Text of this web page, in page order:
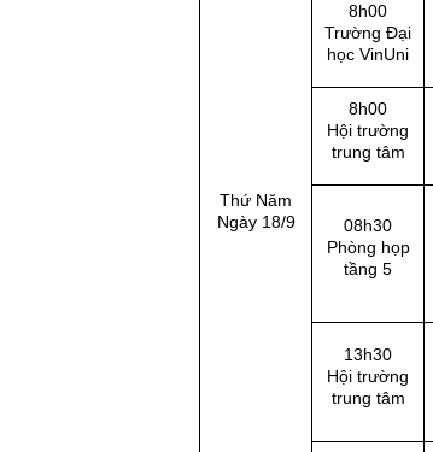
Thứ Năm
Ngày 18/9
8h00
Trường Đại
học VinUni
8h00
Hội trường
trung tâm
08h30
Phòng họp
tầng 5
13h30
Hội trường
trung tâm